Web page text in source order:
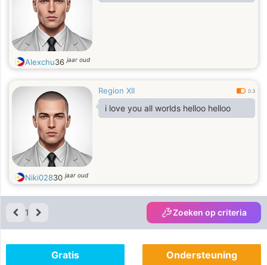
Alexchu36jaar oud
Region XII 0.3
i love you all worlds helloo helloo
Niki02830jaar oud
1 Zoeken op criteria
Gratis Ondersteuning